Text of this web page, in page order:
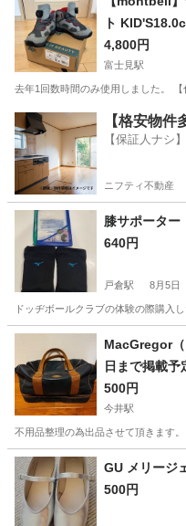
ト
4,800円
富士見駅
去年1回数時間のみ使用しました。
長野 諏訪郡 富士見駅
【格安物件
【保証人ナシ
ニフティ不動産
膝サポーター
640円
戸倉駅 8月5日
ドッヂボールクラブの体験の際購入
長野 千曲市 バ
MacGregor
日まで掲載予
500円
今井駅
不用品整理の為出品させて頂きます
長野 長野市 今井駅 バ
GU メリージ
500円